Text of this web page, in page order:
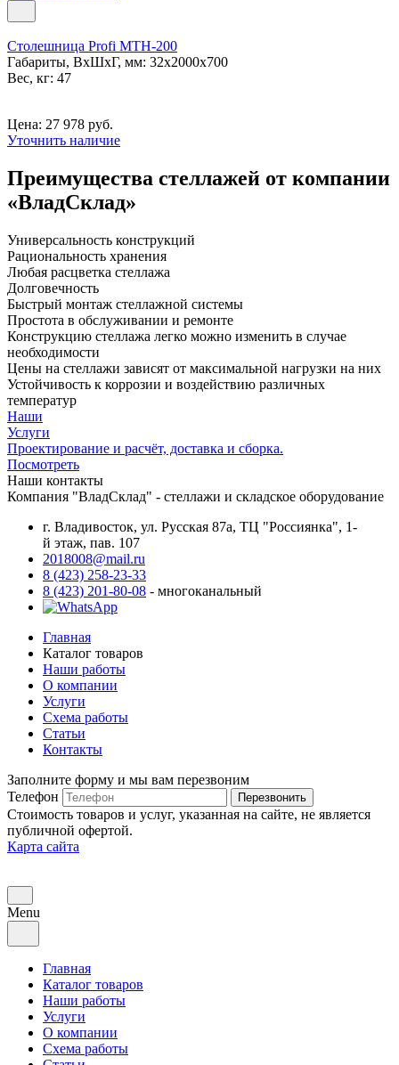
Столешница Profi MTH-200
Габариты, ВxШxГ, мм: 32x2000x700
Вес, кг: 47
Цена: 27 978 руб.
Уточнить наличие
Преимущества стеллажей от компании
«ВладСклад»
Универсальность конструкций
Рациональность хранения
Любая расцветка стеллажа
Долговечность
Быстрый монтаж стеллажной системы
Простота в обслуживании и ремонте
Конструкцию стеллажа легко можно изменить в случае
необходимости
Цены на стеллажи зависят от максимальной нагрузки на них
Устойчивость к коррозии и воздействию различных
температур
Наши
Услуги
Проектирование и расчёт, доставка и сборка.
Посмотреть
Наши контакты
Компания "ВладСклад" - стеллажи и складское оборудование
г. Владивосток, ул. Русская 87а, ТЦ "Россиянка", 1-
й этаж, пав. 107
2018008@mail.ru
8 (423) 258-23-33
8 (423) 201-80-08 - многоканальный
Главная
Каталог товаров
Наши работы
О компании
Услуги
Схема работы
Статьи
Контакты
Заполните форму и мы вам перезвоним
Телефон
Перезвонить
Стоимость товаров и услуг, указанная на сайте, не является
публичной офертой.
Карта сайта
Menu
Главная
Каталог товаров
Наши работы
Услуги
О компании
Схема работы